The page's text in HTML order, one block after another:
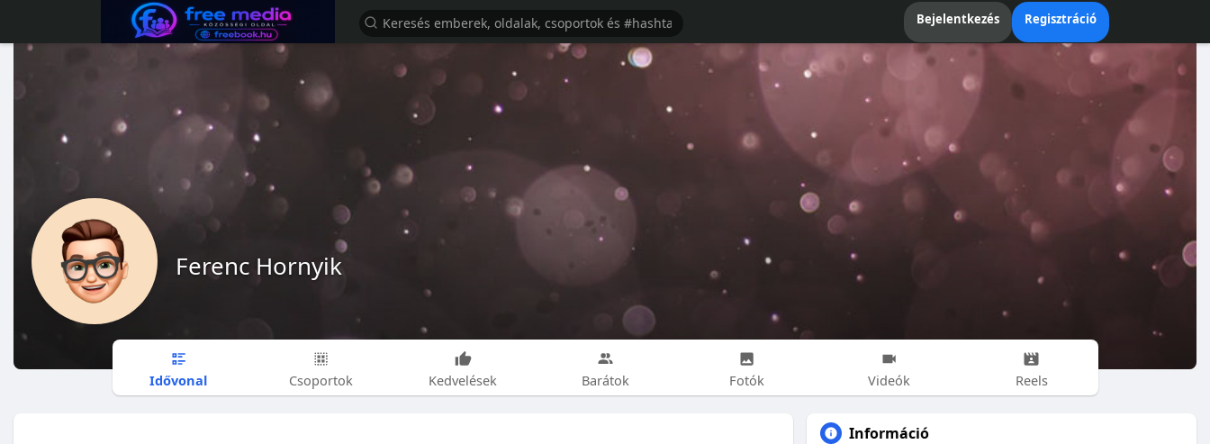
Bejelentkezés Regisztráció
Ferenc Hornyik
Idővonal Csoportok Kedvelések Barátok Fotók Videók Reels
Információ